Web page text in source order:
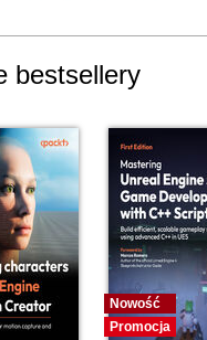
bestsellery
Nowość
Promocja